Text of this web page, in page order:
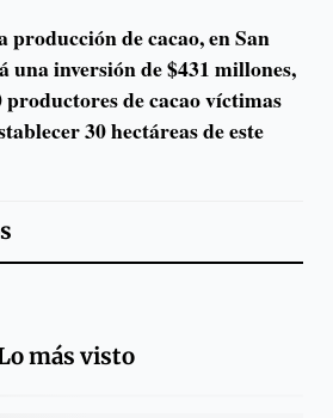
producción de cacao, en San
una inversión de $431 millones,
de cacao víctimas
30 hectáreas de este
más visto